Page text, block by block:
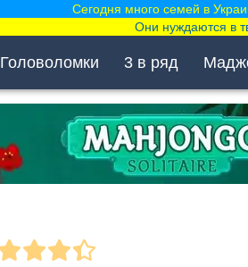
Головоломки 3 в ряд
Сегодня много семей в
Они нуждаются в